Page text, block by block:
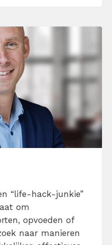
“life-hack-junkie”
om
opvoeden of
naar manieren